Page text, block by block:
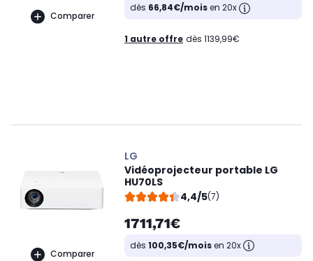
Comparer
dès 66,84€/moisen 20x
1 autre offre dès 1139,99€
Comparer
LG
Vidéoprojecteur portable LG
HU70LS
4,4/5(7)
1711,71€
dès 100,35€/moisen 20x